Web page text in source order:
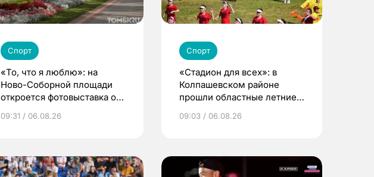
Спорт
«То, что я люблю»: на
Ново-Соборной площади
откроется фотовыставка о
09:31 / 06.08.26
Спорт
«Стадион для всех»: в
Колпашевском районе
прошли областные летние
09:03 / 06.08.26